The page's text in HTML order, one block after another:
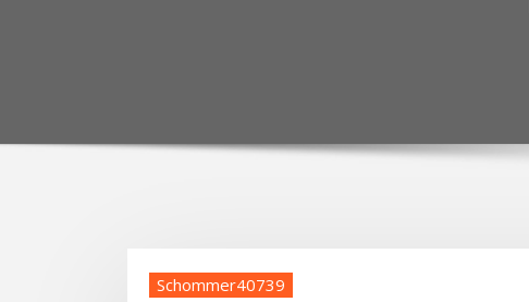
Schommer40739